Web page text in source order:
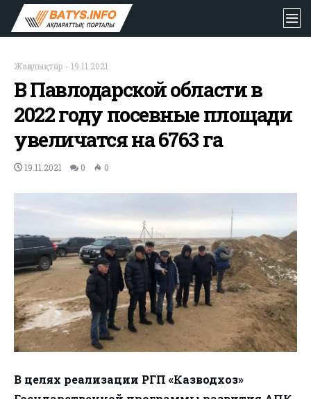
Жаңалықтар - 19.11.2021
В Павлодарской области в
2022 году посевные площади
увеличатся на 6763 га
19.11.2021 0 0
В целях реализации РГП «Казводхоз»